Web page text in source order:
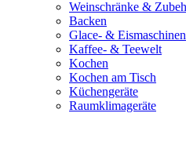
Weinschränke &
Backen
Glace- & Eismaschinen
Kaffee- & Teewelt
Kochen
Kochen am Tisch
Küchengeräte
Raumklimageräte